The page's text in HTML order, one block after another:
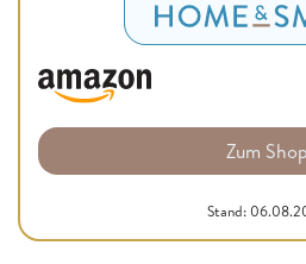
Zum Shop
Stand: